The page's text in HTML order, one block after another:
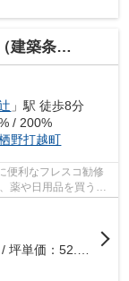
件付き）
」駅 徒歩8分
/ 200%
野打越町
便利なフレスコ勧修
薬や日用品を買うの
坪単価：52.77 万円